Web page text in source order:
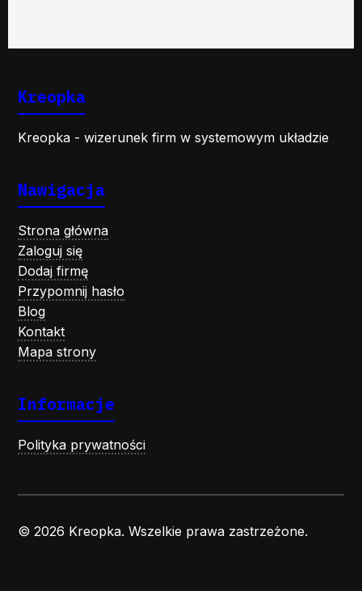
Kreopka
Kreopka - wizerunek firm w systemowym układzie
Nawigacja
Strona główna
Zaloguj się
Dodaj firmę
Przypomnij hasło
Blog
Kontakt
Mapa strony
Informacje
Polityka prywatności
© 2026 Kreopka. Wszelkie prawa zastrzeżone.